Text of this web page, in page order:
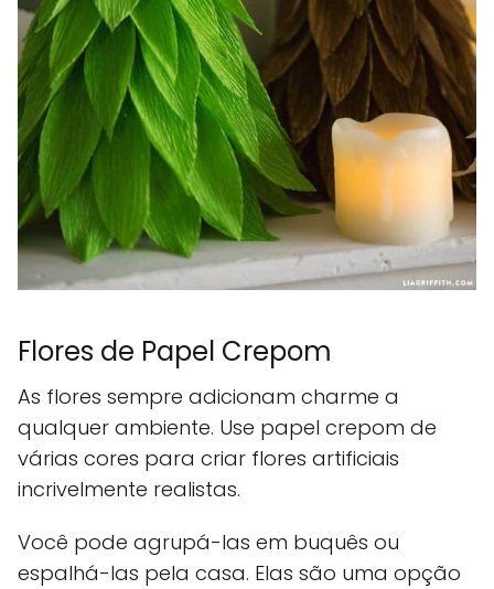
Flores de Papel Crepom
As flores sempre adicionam charme a
qualquer ambiente. Use papel crepom de
várias cores para criar flores artificiais
incrivelmente realistas.
Você pode agrupá-las em buquês ou
espalhá-las pela casa. Elas são uma opção